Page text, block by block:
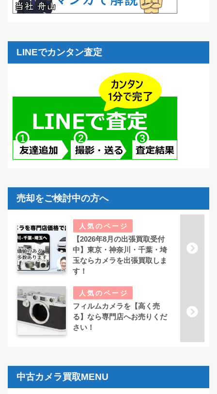
LINEでカンタン査定
売却をご検討中の方へ
【2026年8月の出張買取受付
中】東京・神奈川・千葉・埼
玉ならカメラを出張買取しま
す！
フィルムカメラを【高く売
る】なら専門店へお売りくだ
さい！
中古カメラ買取MENU